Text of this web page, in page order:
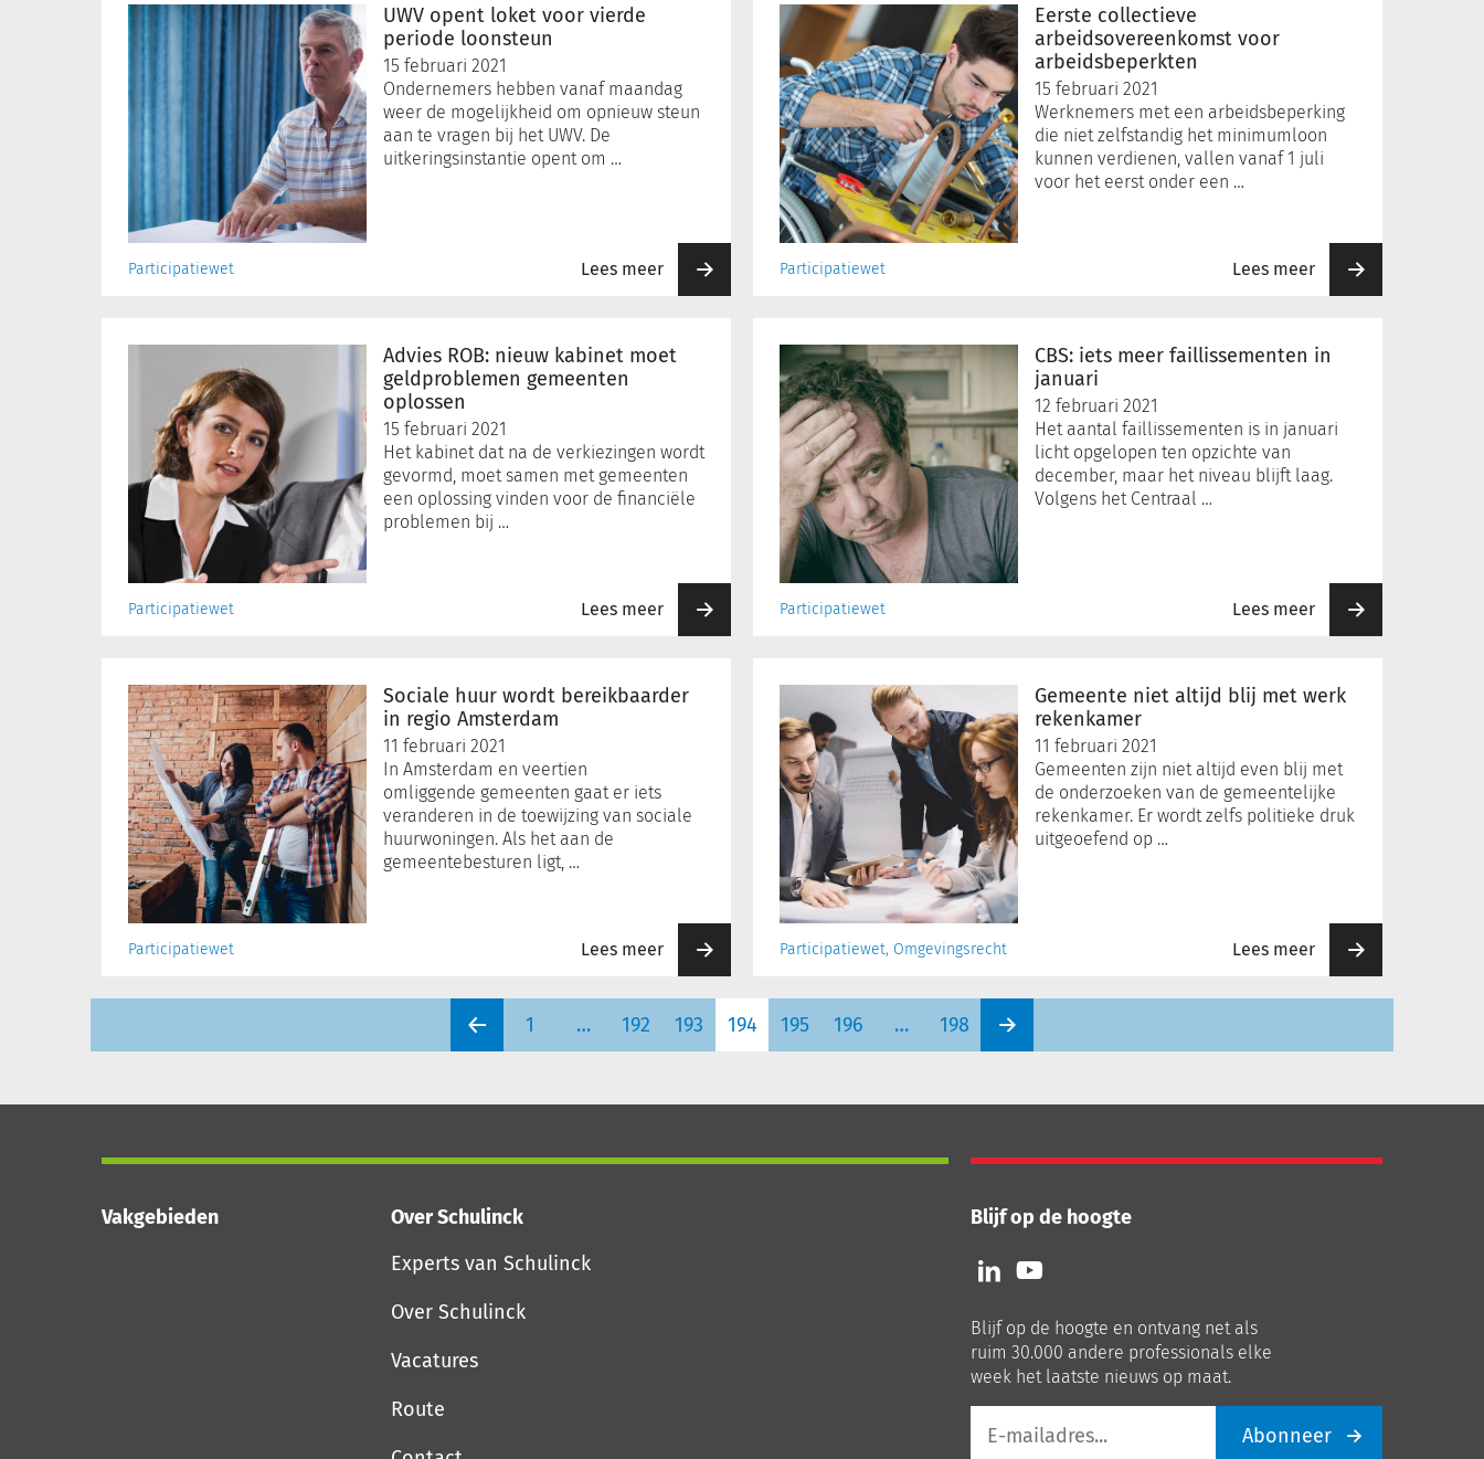
UWV opent loket voor vierde
periode loonsteun
15 februari 2021
Ondernemers hebben vanaf maandag
weer de mogelijkheid om opnieuw steun
aan te vragen bij het UWV. De
uitkeringsinstantie opent om …
Participatiewet Lees meer
opent
loket
voor
vierde
periode
loonsteun
Eerste collectieve
arbeidsovereenkomst voor
arbeidsbeperkten
15 februari 2021
Werknemers met een arbeidsbeperking
die niet zelfstandig het minimumloon
kunnen verdienen, vallen vanaf 1 juli
voor het eerst onder een …
Participatiewet Lees meer
collectieve
arbeidsovereenkomst
voor
arbeidsbeperkten
Advies ROB: nieuw kabinet moet
geldproblemen gemeenten
oplossen
15 februari 2021
Het kabinet dat na de verkiezingen wordt
gevormd, moet samen met gemeenten
een oplossing vinden voor de financiële
problemen bij …
Participatiewet Lees meer
geldproblemen
gemeenten
oplossen
CBS: iets meer faillissementen in
januari
12 februari 2021
Het aantal faillissementen is in januari
licht opgelopen ten opzichte van
december, maar het niveau blijft laag.
Volgens het Centraal …
Participatiewet Lees meer
meer
faillissementen
januari
Sociale huur wordt bereikbaarder
in regio Amsterdam
11 februari 2021
In Amsterdam en veertien
omliggende gemeenten gaat er iets
veranderen in de toewijzing van sociale
huurwoningen. Als het aan de
gemeentebesturen ligt, …
Participatiewet Lees meer
huur
wordt
bereikbaarder
regio
Amsterdam
Gemeente niet altijd blij met werk
rekenkamer
11 februari 2021
Gemeenten zijn niet altijd even blij met
de onderzoeken van de gemeentelijke
rekenkamer. Er wordt zelfs politieke druk
uitgeoefend op …
Participatiewet, Omgevingsrecht Lees meer
altijd
blij
met
werk
rekenkamer
1 … 192 193 194 195 196 … 198
Vakgebieden
Over Schulinck
Experts van Schulinck
Over Schulinck
Vacatures
Route
Blijf op de hoogte
Volg
ons
LinkedIn
Volg
ons
Youtube
Blijf op de hoogte en ontvang net als
ruim 30.000 andere professionals elke
week het laatste nieuws op maat.
mailadres
Abonneer